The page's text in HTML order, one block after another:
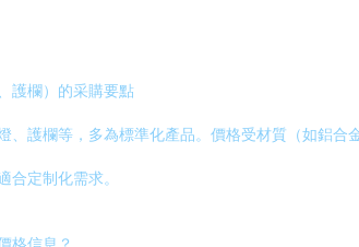
護欄）的采購要點
、護欄等，多為標準化產品。價格受材質（如鋁
合定制化需求。